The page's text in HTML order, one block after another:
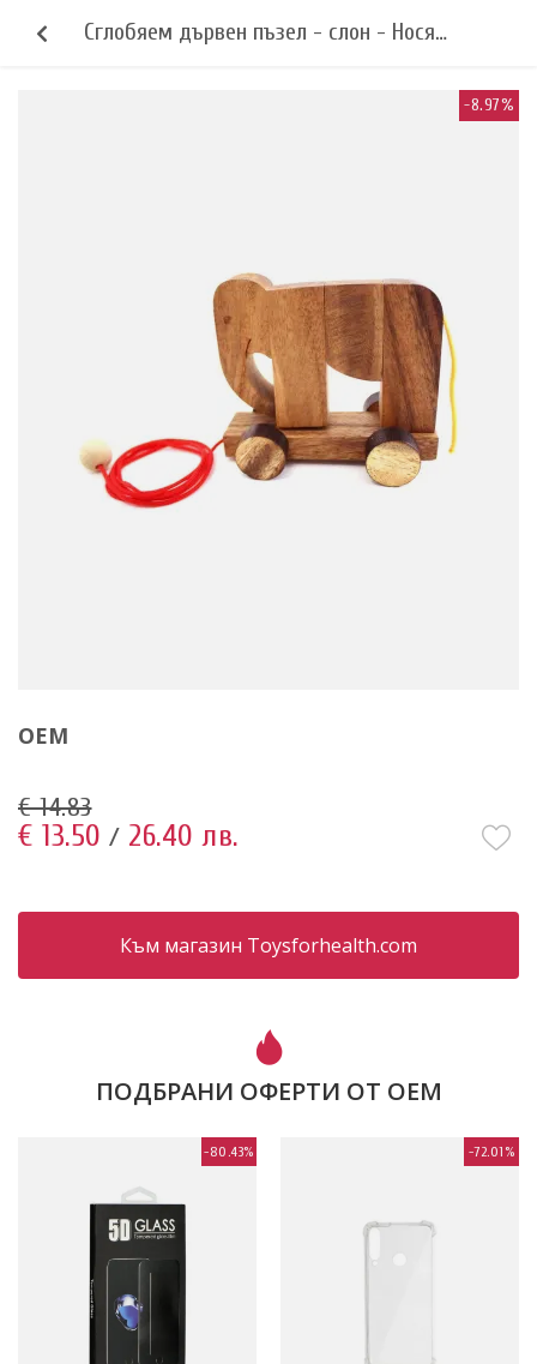
-8.97%
OEM
Сглобяем дървен пъзел - слон - Нося
€ 14.83
€ 13.50 / 26.40 лв.
Към магазин Toysforhealth.com
ПОДБРАНИ ОФЕРТИ ОТ OEM
-80.43% -72.01%